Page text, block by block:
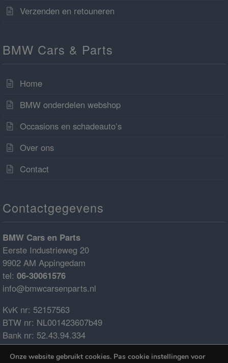
Verzenden en retouneren
BMW Cars & Parts
Home
BMW onderdelen webshop
Occasions en schadeauto’s
Over ons
Contact
Contactgegevens
BMW Cars en Parts
Eerste Industrieweg 20
9902 AM Appingedam
tel: 06-30061576
info@bmwcarsenparts.nl
KvK nr: 52157563
BTW nr: NL001423607b49
Bank nr: 52.43.94.334
IBAN: NL68ABNA0524394334
BIC: ABNANL2A
Onze website gebruikt cookies. Pas cookie instellingen voor